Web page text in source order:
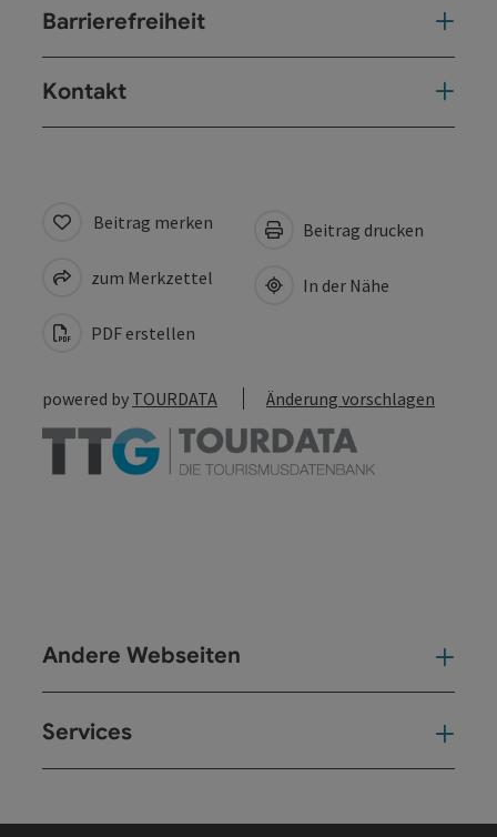
Barrierefreiheit
Kontakt
Beitrag merken
zum Merkzettel
PDF erstellen
Beitrag drucken
In der Nähe
powered by TOURDATA Änderung vorschlagen
Andere Webseiten
Services